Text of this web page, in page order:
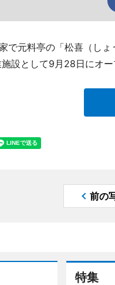
で元料亭の「松喜（し
設として9月28日にオ
前の
特集